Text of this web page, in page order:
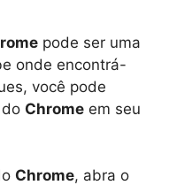
pode ser uma
onde encontrá-
você pode
Chrome em seu
Chrome, abra o